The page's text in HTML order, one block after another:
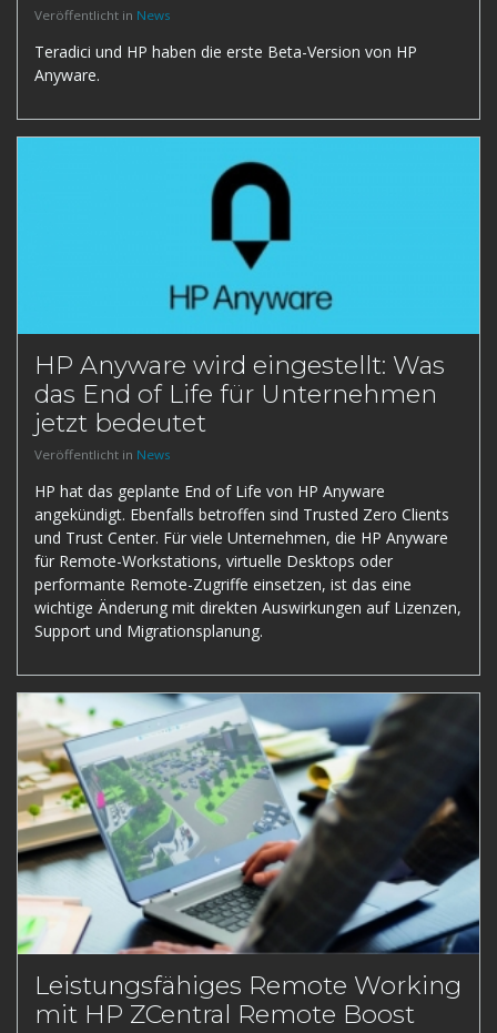
Veröffentlicht in News
Teradici und HP haben die erste Beta-Version von HP
Anyware.
HP Anyware wird eingestellt: Was
das End of Life für Unternehmen
jetzt bedeutet
Veröffentlicht in News
HP hat das geplante End of Life von HP Anyware
angekündigt. Ebenfalls betroffen sind Trusted Zero Clients
und Trust Center. Für viele Unternehmen, die HP Anyware
für Remote-Workstations, virtuelle Desktops oder
performante Remote-Zugriffe einsetzen, ist das eine
wichtige Änderung mit direkten Auswirkungen auf Lizenzen,
Support und Migrationsplanung.
Leistungsfähiges Remote Working
mit HP ZCentral Remote Boost